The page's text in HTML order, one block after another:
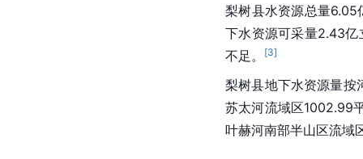
等7个土种，面积
耕地1759公顷，占
自然资源
水资源